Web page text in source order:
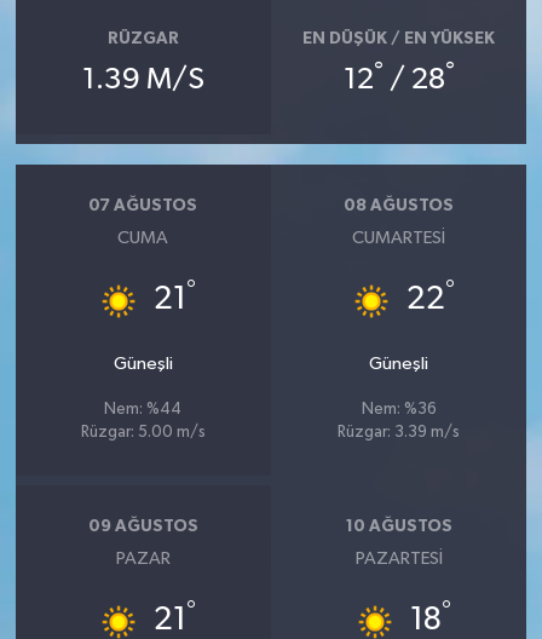
RÜZGAR
1.39 M/S
EN DÜŞÜK / EN YÜKSEK
12° / 28°
07 AĞUSTOS
CUMA
21 °
Güneşli
Nem: %44
Rüzgar: 5.00 m/s
08 AĞUSTOS
CUMARTESI
22°
Güneşli
Nem: %36
Rüzgar: 3.39 m/s
09 AĞUSTOS
PAZAR
21 °
10 AĞUSTOS
PAZARTESI
18°